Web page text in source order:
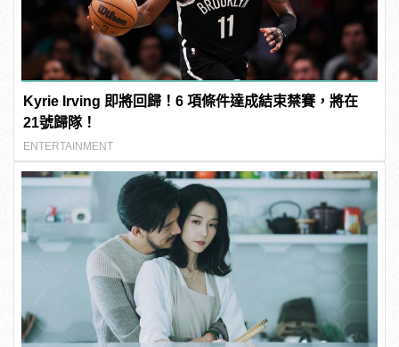
Kyrie Irving 即將回歸！6 項條件達成結束禁賽，將在
21號歸隊！
ENTERTAINMENT